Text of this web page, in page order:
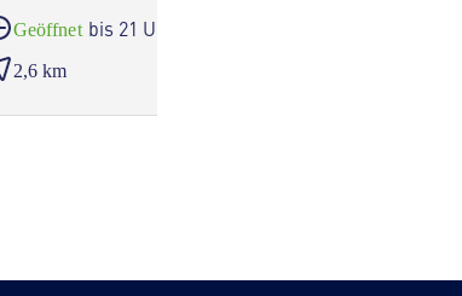
Geöffnet bis 21 Uhr
2,6 km